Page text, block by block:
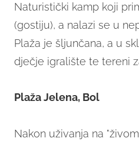
Naturistički kamp koji
(gostiju), a nalazi se u
Plaža je šljunčana, a u
dječje igralište te tereni
Plaža Jelena, Bol
Nakon uživanja na